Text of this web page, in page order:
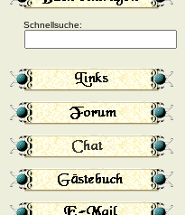
Schnellsuche: